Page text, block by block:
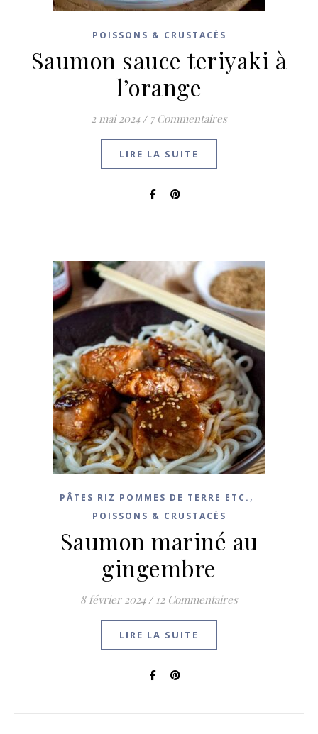
POISSONS & CRUSTACÉS
Saumon sauce teriyaki à
l’orange
2 mai 2024 / 7 Commentaires
LIRE LA SUITE
PÂTES RIZ POMMES DE TERRE ETC. ,
POISSONS & CRUSTACÉS
Saumon mariné au
gingembre
8 février 2024 / 12 Commentaires
LIRE LA SUITE